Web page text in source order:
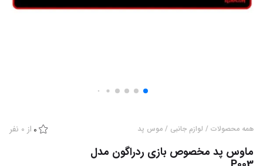
همه محصولات / لوازم جانبی / موس پد 0 از 0 نفر
ماوس پد مخصوص بازی ردراگون مدل